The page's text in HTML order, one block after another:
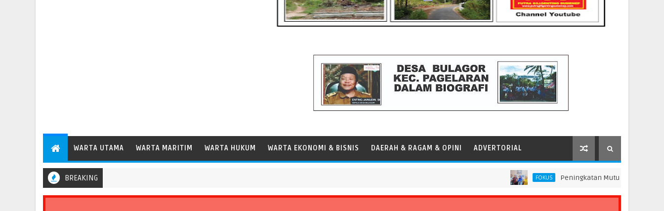
WARTA UTAMA WARTA MARITIM WARTA HUKUM WARTA EKONOMI & BISNIS DAERAH & RAGAM & OPINI ADVERTORIAL
BREAKING FOKUS Peningkatan Mutu Pendidikan di SMP
Pelindo Regional 2 Bengkulu Catat Pertumbuhan Arus Barang 35,6 Persen, Perkuat Peran Pelabuhan bagi Perekonomian Daerah